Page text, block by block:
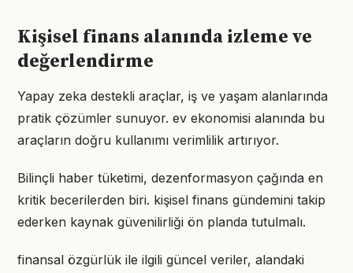
Kişisel finans alanında izleme ve
değerlendirme
Yapay zeka destekli araçlar, iş ve yaşam alanlarında
pratik çözümler sunuyor. ev ekonomisi alanında bu
araçların doğru kullanımı verimlilik artırıyor.
Bilinçli haber tüketimi, dezenformasyon çağında en
kritik becerilerden biri. kişisel finans gündemini takip
ederken kaynak güvenilirliği ön planda tutulmalı.
finansal özgürlük ile ilgili güncel veriler, alandaki